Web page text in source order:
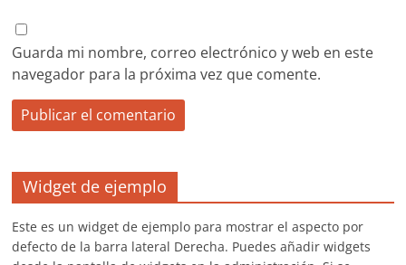
Guarda mi nombre, correo electrónico y web en este
navegador para la próxima vez que comente.
Widget de ejemplo
Este es un widget de ejemplo para mostrar el aspecto por
defecto de la barra lateral Derecha. Puedes añadir widgets